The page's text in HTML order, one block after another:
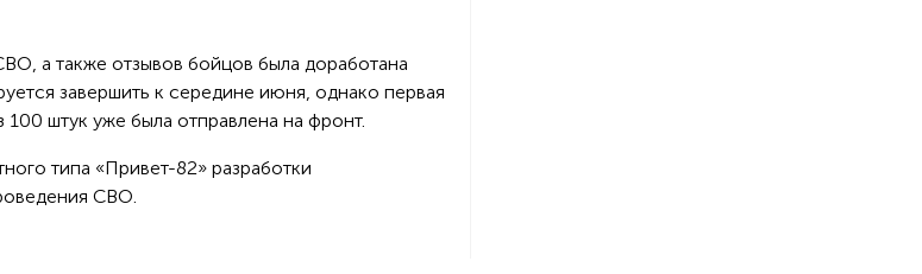
а также отзывов бойцов была доработана
завершить к середине июня, однако первая
штук уже была отправлена на фронт.
типа «Привет-82» разработки
СВО.